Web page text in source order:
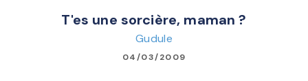
T'es une sorcière, maman ?
Gudule
04/03/2009